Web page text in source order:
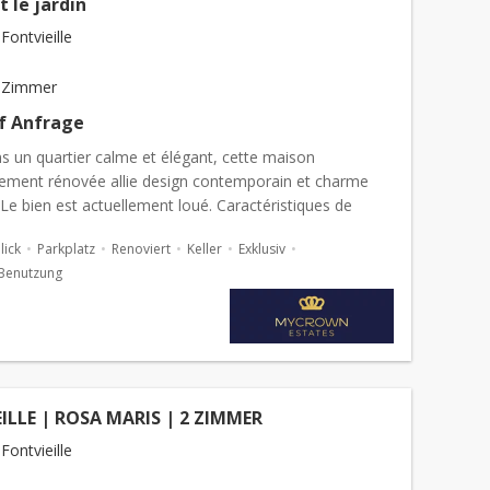
Anfrage
un quartier calme et élégant, cette maison
rénovée allie design contemporain et charme
bien est actuellement loué. Caractéristiques de
Parkplatz Renoviert Keller
Exklusiv
| ROSA MARIS | 2 ZIMMER